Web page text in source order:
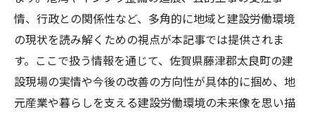
情、行政との関係性など、多角的に地域と建設労働環境
の現状を読み解くための視点が本記事では提供されま
す。ここで扱う情報を通じて、佐賀県藤津郡太良町の建
設現場の実情や今後の改善の方向性が具体的に掴め、地
元産業や暮らしを支える建設労働環境の未来像を思い描